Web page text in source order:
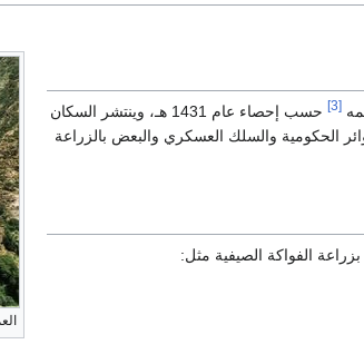
[3]
حسب إحصاء عام 1431 هـ، وينتشر السكان
الحكومية والسلك العسكري والبعض بالزراعة
الفواكة الصيفية مثل: